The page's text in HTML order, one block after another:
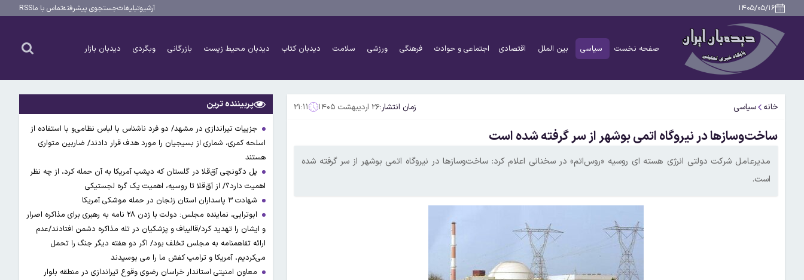
۱۴۰۵/۰۵/۱۶ آرشیوتبلیغاتجستجوی پیشرفتهتماس با ماRSS
صفحه نخست سیاسی بین الملل اقتصادی اجتماعی و حوادث فرهنگی ورزشی سلامت دیدبان کتاب دیدبان محیط زیست بازرگانی وبگردی دیدبان بازار
خانه سیاسی زمان انتشار:۲۶ اردیبهشت ۱۴۰۵ ۲۱:۱۱
ساخت‌وسازها در نیروگاه اتمی بوشهر از سر گرفته شده است
مدیرعامل شرکت دولتی انرژی هسته‌ ای روسیه «روس‌اتم» در سخنانی اعلام کرد: ساخت‌وسازها در نیروگاه اتمی بوشهر از سر گرفته شده
است.
پربیننده ترین
جزییات تیراندازی در مشهد/ دو فرد ناشناس با لباس نظامی‌و با استفاده از
اسلحه کمری، شماری از بسیجیان را مورد هدف قرار دادند/ ضاربین متواری
هستند
پل دگونچی آق‌قلا در گلستان که دیشب آمریکا به آن حمله کرد، از چه نظر
اهمیت دارد؟/ از آق‌قلا تا روسیه، اهمیت یک گره لجستیکی
شهادت ۳ ‌پاسداران استان زنجان در حمله موشکی آمریکا
ابوترابی، نماینده مجلس: دولت با زدن ۲۸ نامه به رهبری برای مذاکره اصرار
و ایشان را تهدید کرد/قالیباف و پزشکیان در تله مذاکره دشمن افتادند/عدم
ارائه تفاهمنامه به مجلس تخلف بود/ اگر دو هفته دیگر جنگ را تحمل
می‌کردیم، آمریکا و ترامپ کفش ما را می بوسیدند
معاون امنیتی استاندار خراسان رضوی وقوع تیراندازی در منطقه بلوار